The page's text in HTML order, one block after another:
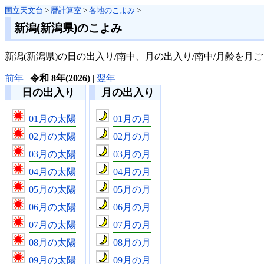
国立天文台 > 暦計算室 > 各地のこよみ >
新潟(新潟県)のこよみ
新潟(新潟県)の日の出入り/南中、月の出入り/南中/月齢を月ご
前年 | 令和 8年(2026) | 翌年
日の出入り
01月の太陽
02月の太陽
03月の太陽
04月の太陽
05月の太陽
06月の太陽
07月の太陽
08月の太陽
09月の太陽
月の出入り
01月の月
02月の月
03月の月
04月の月
05月の月
06月の月
07月の月
08月の月
09月の月